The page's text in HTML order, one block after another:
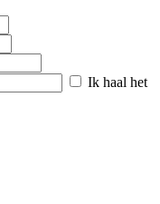
Ik haal het